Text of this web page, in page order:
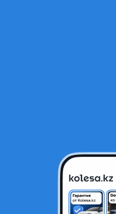
Yamaha YZF-R6 2013 года